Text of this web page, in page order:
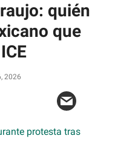
quién
que
2026